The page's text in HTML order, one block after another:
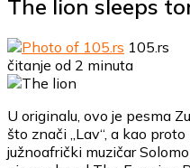
The lion sleeps
105.rs
čitanje od 2 minuta
U originalu, ovo je pesma
što znači „Lav“, a kao
južnoafrički muzičar